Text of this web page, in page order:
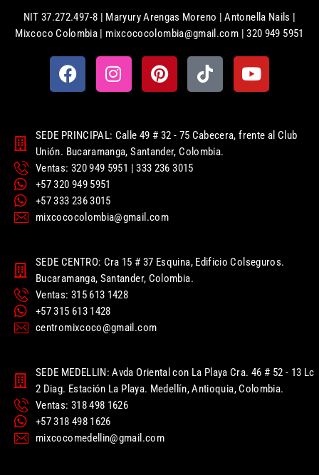
NIT 37.272.497-8 | Maryury Arengas Moreno | Antonella Nails |
Mixcoco Colombia | mixcococolombia@gmail.com | 320 949 5951
SEDE PRINCIPAL: Calle 49 # 32 - 75 Cabecera, frente al Club
Unión. Bucaramanga, Santander, Colombia.
Ventas: 320 949 5951 | 333 236 3015
+57 320 949 5951
+57 333 236 3015
mixcococolombia@gmail.com
SEDE CENTRO: Cra 15 # 37 Esquina, Edificio Colseguros.
Bucaramanga, Santander, Colombia.
Ventas: 315 613 1428
+57 315 613 1428
centromixcoco@gmail.com
SEDE MEDELLIN: Avda Oriental con La Playa Cra. 46 # 52 - 13 Lc
2 Diag. Estación La Playa. Medellín, Antioquia, Colombia.
Ventas: 318 498 1626
+57 318 498 1626
mixcocomedellin@gmail.com